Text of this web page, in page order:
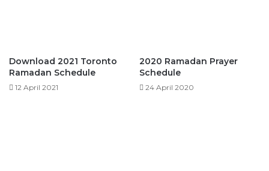
Download 2021 Toronto
Ramadan Schedule
12 April 2021
2020 Ramadan Prayer
Schedule
24 April 2020